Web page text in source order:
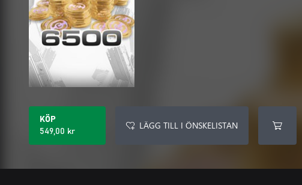
KÖP
549,00 kr
LÄGG TILL I ÖNSKELISTAN